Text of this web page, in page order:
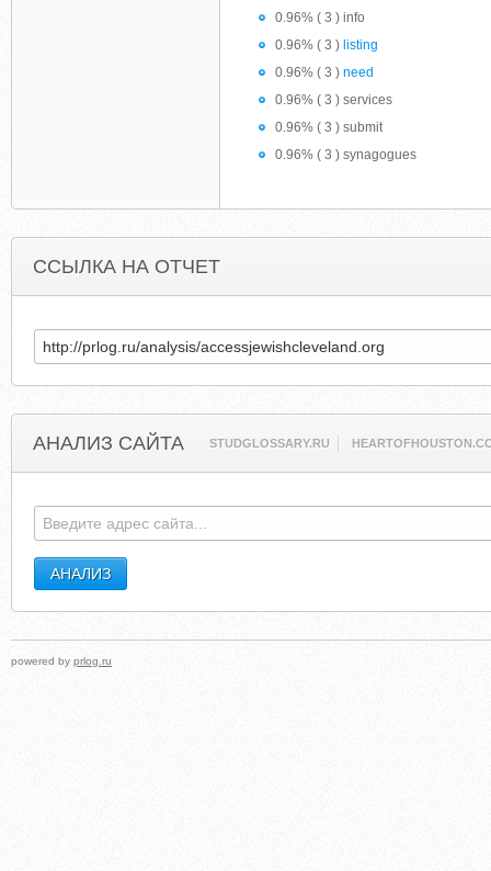
0.96% ( 3 ) info
0.96% ( 3 ) listing
0.96% ( 3 ) need
0.96% ( 3 ) services
0.96% ( 3 ) submit
0.96% ( 3 ) synagogues
ССЫЛКА НА ОТЧЕТ
АНАЛИЗ САЙТА STUDGLOSSARY.RU
powered by prlog.ru